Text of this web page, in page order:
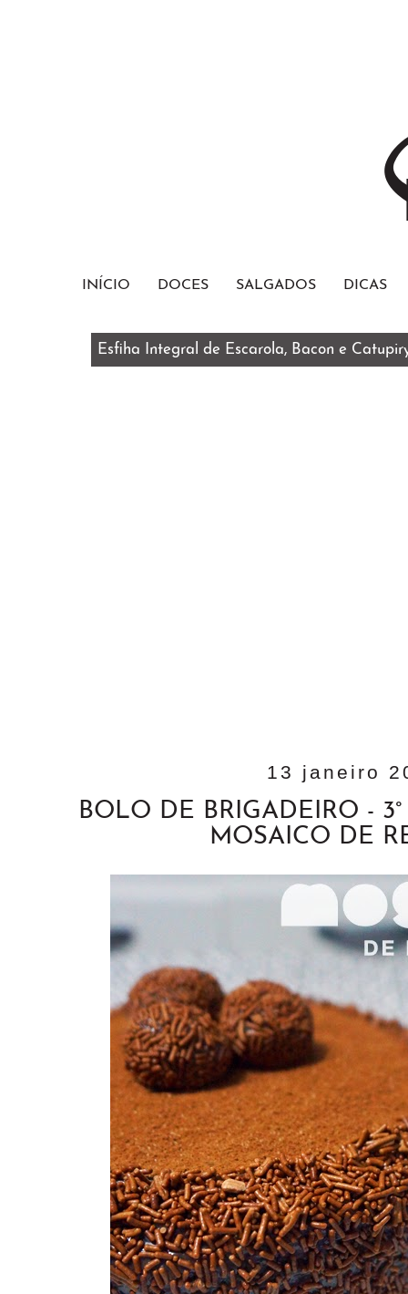
INÍCIO DOCES SALGADOS DICAS
Esfiha Integral de Escarola, Bacon e
13 janeiro
BOLO DE BRIGADEIRO -
MOSAICO DE